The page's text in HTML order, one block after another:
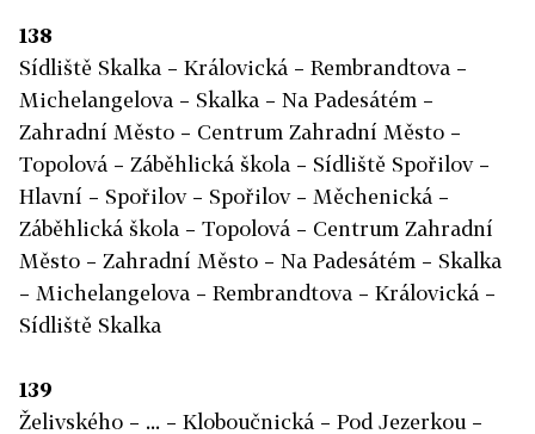
138
Sídliště Skalka – Královická – Rembrandtova –
Michelangelova – Skalka – Na Padesátém –
Zahradní Město – Centrum Zahradní Město –
Topolová – Záběhlická škola – Sídliště Spořilov –
Hlavní – Spořilov – Spořilov – Měchenická –
Záběhlická škola – Topolová – Centrum Zahradní
Město – Zahradní Město – Na Padesátém – Skalka
– Michelangelova – Rembrandtova – Královická –
Sídliště Skalka
139
Želivského – ... – Kloboučnická – Pod Jezerkou –